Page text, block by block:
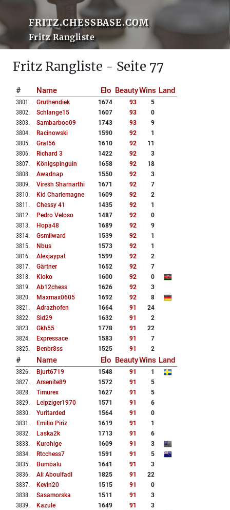
FRITZ.CHESSBASE.COM
Fritz Rangliste
Fritz Rangliste - Seite 77
# Name Elo BeautyWins Land
3801 . Gruthendiek 1674 93
5
3802. Schlange15 1607 93
0
3803. Sambarboo09 1743 93
9
3804. Racinowski 1590 92
1
3805. Graf56 1610 92
11
3806. Richard 3 1422 92
3
3807. Königspinguin 1658 92
18
3808. Awadnap 1550 92
3
3809. Viresh Sharnarthi 1671 92
7
3810. Kid Charlemagne 1609 92
2
3811 . Chessy 41 1435 92
1
3812. Pedro Veloso 1487 92
0
3813. Hopa48 1689 92
9
3814. Gsmilward 1539 92
1
3815. Nbus 1573 92
1
3816. Alexjaypat 1599 92
2
3817. Gärtner 1652 92
7
3818. Kioko 1600 92
0
3819. Ab12chess 1626 92
3
3820. Maxmax0605 1692 92
8
3821 . Adrazhofen 1664 91
24
3822. Sid29 1632 91
2
3823. Gkh55 1778 91
22
3824. Expressace 1583 91
7
3825. Benbr8ss 1525 91 2
# Name Elo BeautyWins Land
3826. Bjurt6719 1548 91
1
3827. Arsenite89 1572 91
5
3828. Timurex 1627 91
5
3829. Leipziger1970 1571 91
6
3830. Yuritarded 1564 91
0
3831 . Emilio Piriz 1619 91
1
3832. Laska2k 1713 91
6
3833. Kurohige 1609 91
3
3834. Rtcchess7 1591 91
5
3835. Bumbalu 1641 91
3
3836. Ali Aboulfadl 1825 91
22
3837. Kevin20 1515 91
0
3838. Sasamorska 1511 91
3
3839. Kazule 1649 91
3